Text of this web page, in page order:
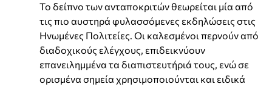
Το δείπνο των ανταποκριτών θεωρείται μία από
τις πιο αυστηρά φυλασσόμενες εκδηλώσεις στις
Ηνωμένες Πολιτείες. Οι καλεσμένοι περνούν από
διαδοχικούς ελέγχους, επιδεικνύουν
επανειλημμένα τα διαπιστευτήριά τους, ενώ σε
ορισμένα σημεία χρησιμοποιούνται και ειδικά